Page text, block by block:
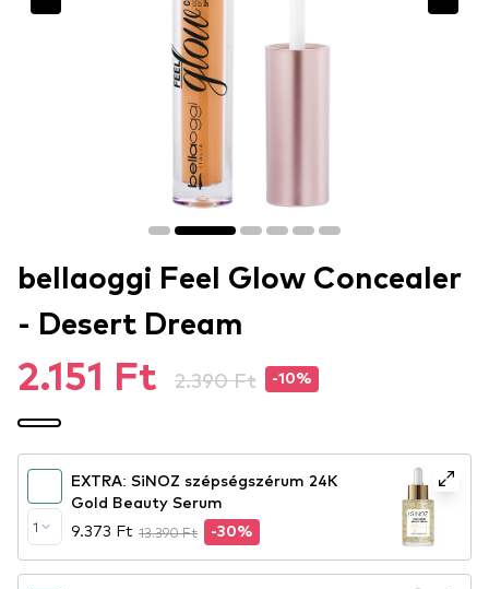
bellaoggi Feel Glow Concealer
- Desert Dream
2.151 Ft 2.390 Ft -10%
1
EXTRA: SiNOZ szépségszérum 24K
Gold Beauty Serum
9.373 Ft 13.390 Ft -30%